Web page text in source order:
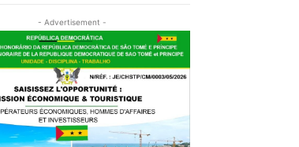
- Advertisement -